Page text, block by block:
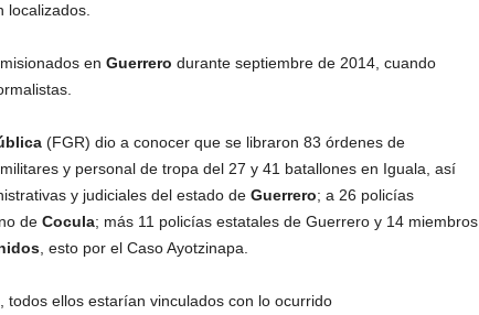
localizados.
en Guerrero durante septiembre de 2014, cuando
(FGR) dio a conocer que se libraron 83 órdenes de
y personal de tropa del 27 y 41 batallones en Iguala, así
y judiciales del estado de Guerrero; a 26 policías
de Cocula; más 11 policías estatales de Guerrero y 14 miembros
, esto por el Caso Ayotzinapa.
todos ellos estarían vinculados con lo ocurrido